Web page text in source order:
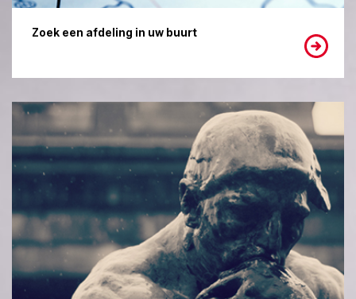
Zoek een afdeling in uw buurt